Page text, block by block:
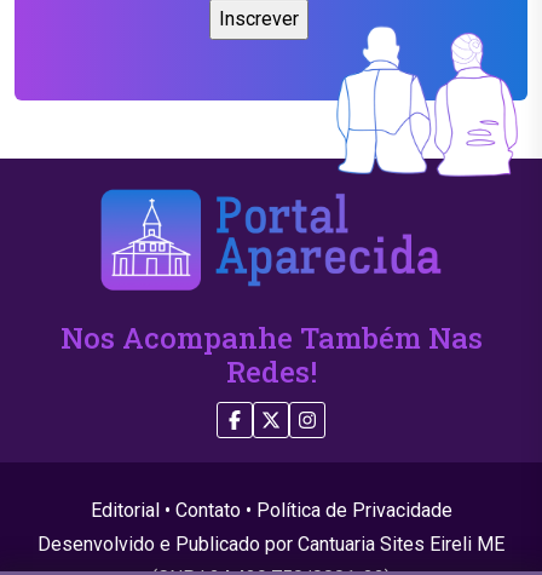
Nos Acompanhe Também Nas
Redes!
Editorial• Contato• Política de Privacidade
Desenvolvido e Publicado por Cantuaria Sites Eireli ME